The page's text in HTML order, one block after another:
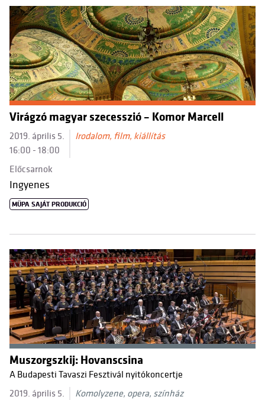
Virágzó magyar szecesszió – Komor Marcell
2019. április 5.
16:00 - 18:00
Irodalom, film, kiállítás
Előcsarnok
Ingyenes
MÜPA SAJÁT PRODUKCIÓ
Muszorgszkij: Hovanscsina
A Budapesti Tavaszi Fesztivál nyitókoncertje
2019. április 5.
Komolyzene, opera, színház